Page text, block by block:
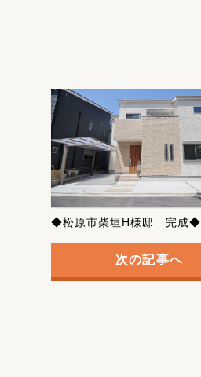
◆松原市柴垣H様邸 完成◆
次の記事へ